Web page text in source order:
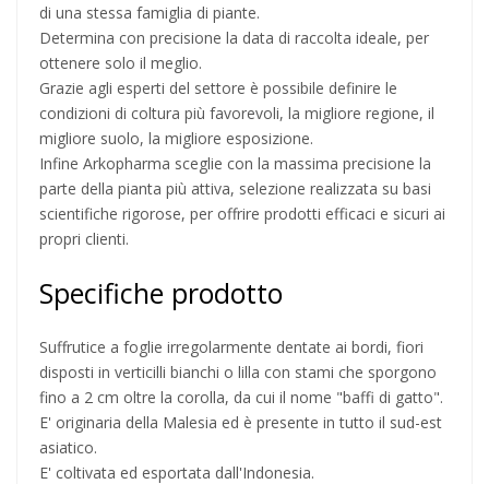
di una stessa famiglia di piante.
Determina con precisione la data di raccolta ideale, per
ottenere solo il meglio.
Grazie agli esperti del settore è possibile definire le
condizioni di coltura più favorevoli, la migliore regione, il
migliore suolo, la migliore esposizione.
Infine Arkopharma sceglie con la massima precisione la
parte della pianta più attiva, selezione realizzata su basi
scientifiche rigorose, per offrire prodotti efficaci e sicuri ai
propri clienti.
Specifiche prodotto
Suffrutice a foglie irregolarmente dentate ai bordi, fiori
disposti in verticilli bianchi o lilla con stami che sporgono
fino a 2 cm oltre la corolla, da cui il nome "baffi di gatto".
E' originaria della Malesia ed è presente in tutto il sud-est
asiatico.
E' coltivata ed esportata dall'Indonesia.